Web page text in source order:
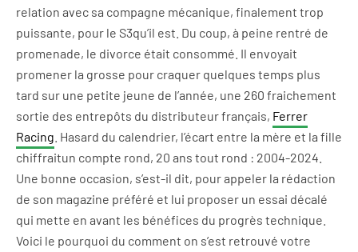
relation avec sa compagne mécanique, finalement trop
puissante, pour le S3qu’il est. Du coup, à peine rentré de
promenade, le divorce était consommé . Il envoyait
promener la grosse pour craquer quelques temps plus
tard sur une petite jeune de l’année, une 260 fraichement
sortie des entrepôts du distributeur français, Ferrer
Racing . Hasard du calendrier, l’écart entre la mère et la fille
chiffraitun compte rond, 20 ans tout rond : 2004-2024.
Une bonne occasion, s’est-il dit, pourappeler la rédaction
de son magazine préféré et lui proposer un essai décalé
qui mette en avant les bénéfices du progrès technique.
Voici le pourquoi du comment on s’est retrouvé votre